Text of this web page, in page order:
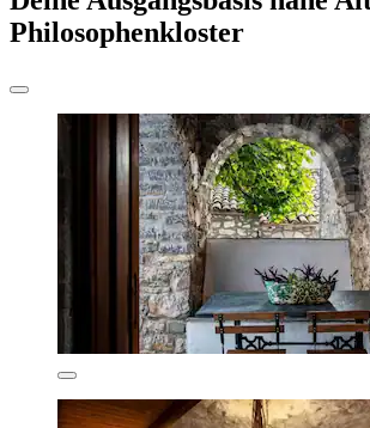
Philosophenkloster